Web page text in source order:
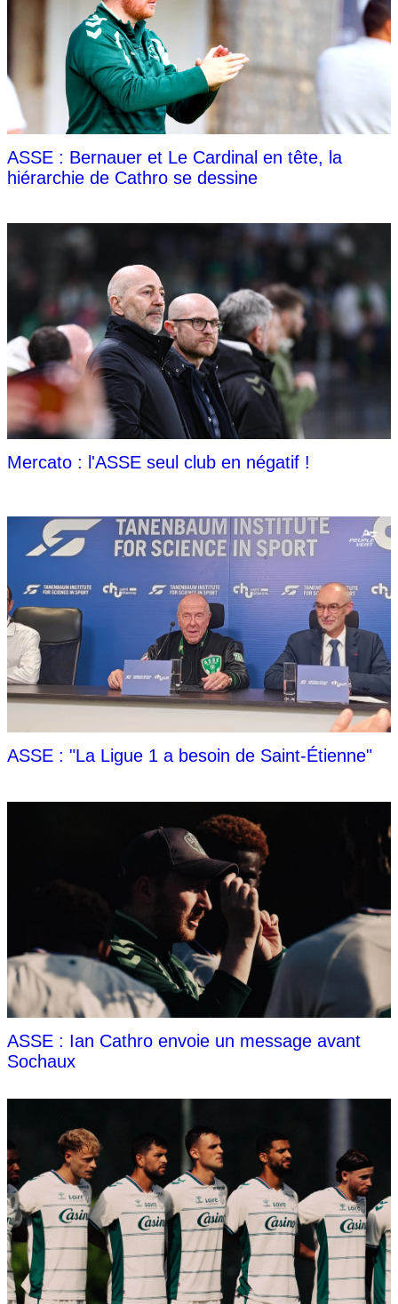
ASSE : Bernauer et Le Cardinal en tête, la
hiérarchie de Cathro se dessine
Mercato : l'ASSE seul club en négatif !
ASSE : "La Ligue 1 a besoin de Saint-Étienne"
ASSE : Ian Cathro envoie un message avant
Sochaux